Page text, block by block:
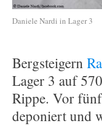
Daniele Nardi in Lager 3
Bergsteigern
Lager 3 auf
Rippe. Vor
deponiert und